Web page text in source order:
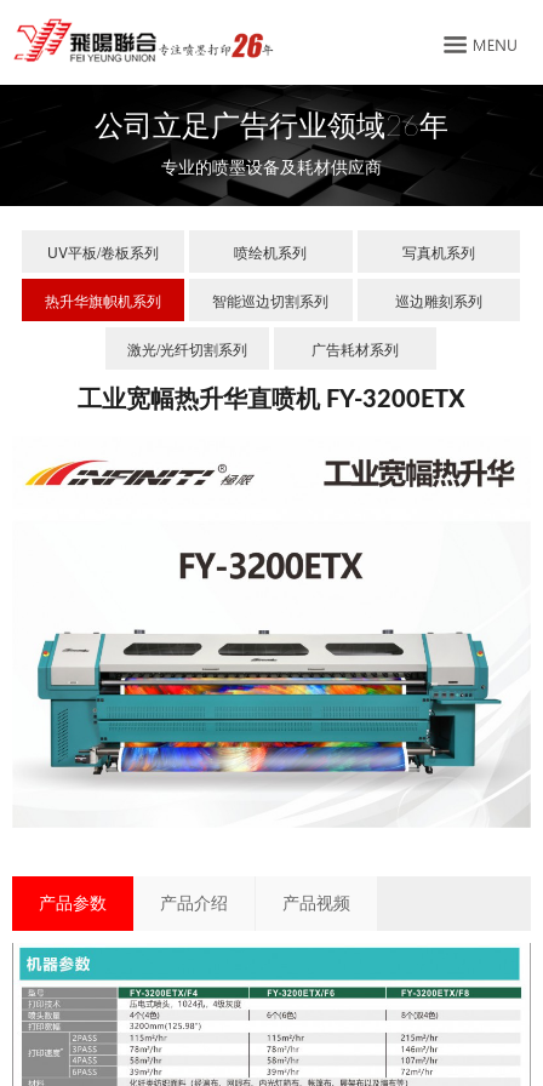
公司立足广告行业领域26年
专业的喷墨设备及耗材供应商
UV平板/卷板系列 喷绘机系列 写真机系列
热升华旗帜机系列 智能巡边切割系列 巡边雕刻系列
激光/光纤切割系列 广告耗材系列
工业宽幅热升华直喷机 FY-3200ETX
产品参数 产品介绍 产品视频